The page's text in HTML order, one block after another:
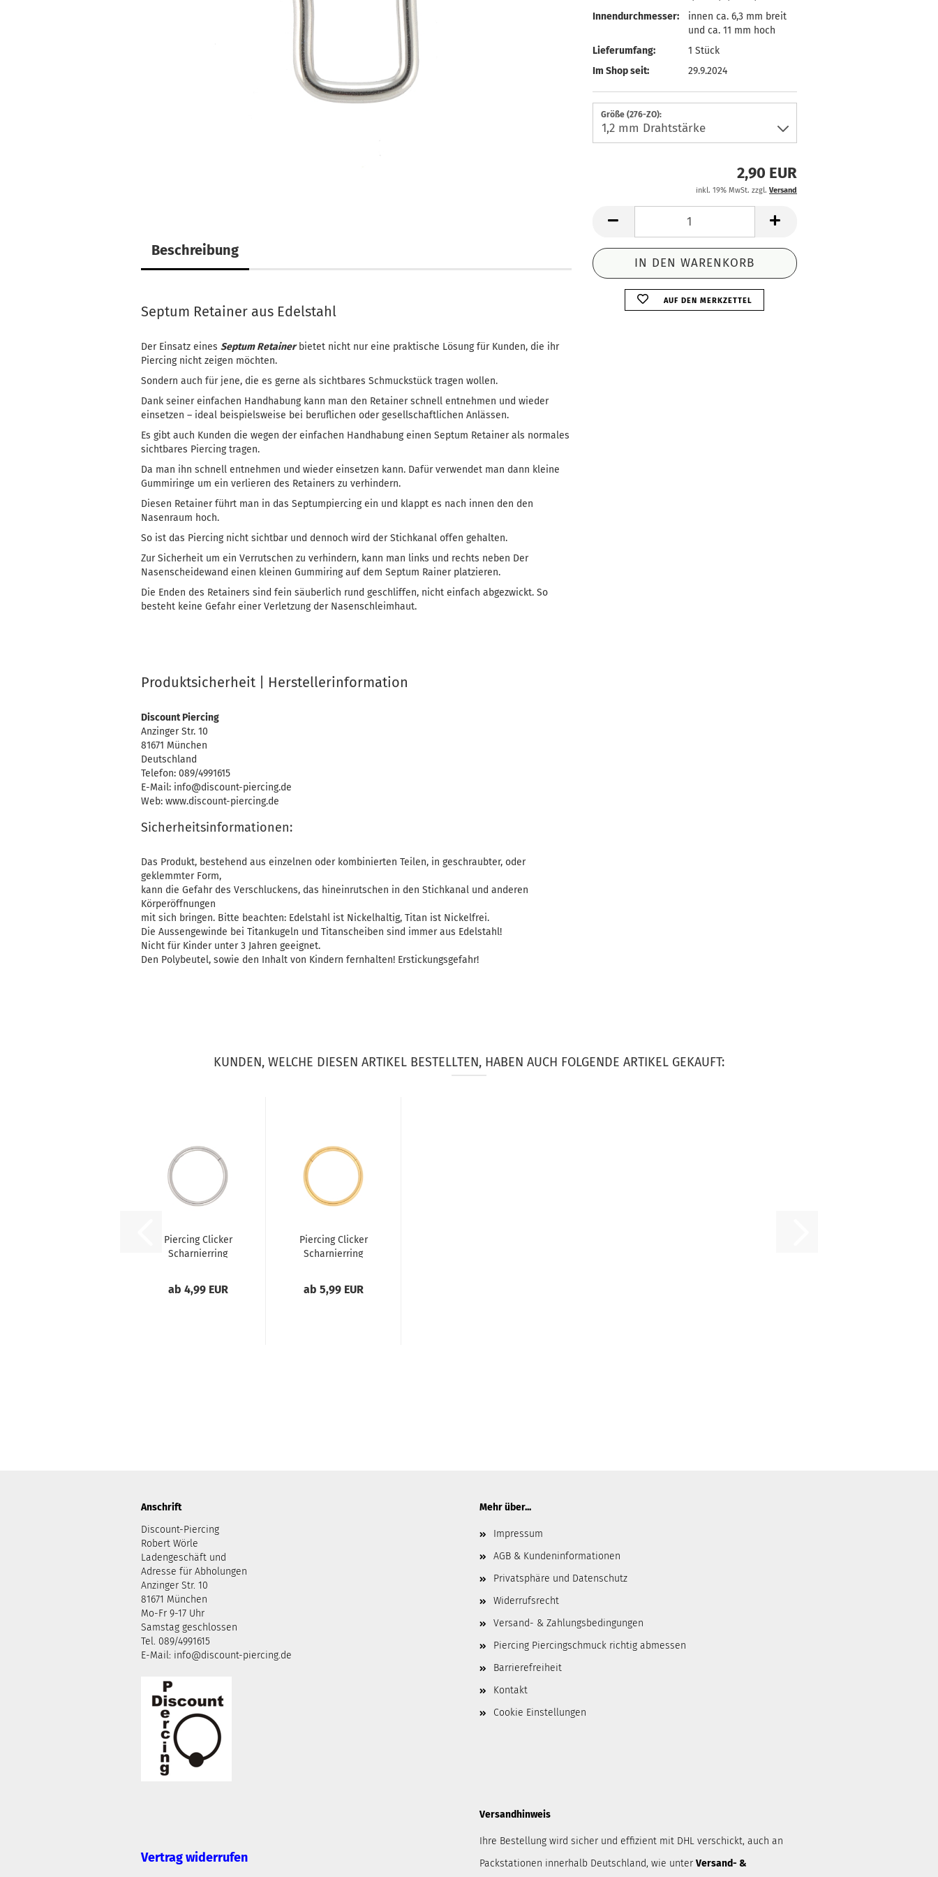
Innendurchmesser:
innen ca. 6,3 mm breit
und ca. 11 mm hoch
Lieferumfang:
1 Stück
Im Shop seit:
29.9.2024
Größe (276-ZO):
2,90 EUR
inkl. 19% MwSt. zzgl. Versand
AUF DEN MERKZETTEL
Beschreibung
Septum Retainer aus Edelstahl
Der Einsatz eines Septum Retainerbietet nicht nur eine praktische Lösung für Kunden, die ihr
Piercing nicht zeigen möchten.
Sondern auch für jene, die es gerne als sichtbares Schmuckstück tragen wollen.
Dank seiner einfachen Handhabung kann man den Retainer schnell entnehmen und wieder
einsetzen – ideal beispielsweise bei beruflichen oder gesellschaftlichen Anlässen.
Es gibt auch Kunden die wegen der einfachen Handhabung einen Septum Retainer als normales
sichtbares Piercing tragen.
Da man ihn schnell entnehmen und wieder einsetzen kann. Dafür verwendet man dann kleine
Gummiringe um ein verlieren des Retainers zu verhindern.
Diesen Retainer führt man in das Septumpiercing ein und klappt es nach innen den den
Nasenraum hoch.
So ist das Piercing nicht sichtbar und dennoch wird der Stichkanal offen gehalten.
Zur Sicherheit um ein Verrutschen zu verhindern, kann man links und rechts neben Der
Nasenscheidewand einen kleinen Gummiring auf dem Septum Rainer platzieren.
Die Enden des Retainers sind fein säuberlich rund geschliffen, nicht einfach abgezwickt. So
besteht keine Gefahr einer Verletzung der Nasenschleimhaut.
Produktsicherheit | Herstellerinformation
Discount Piercing
Anzinger Str. 10
81671 München
Deutschland
Telefon: 089/4991615
E-Mail: info@discount-piercing.de
Web: www.discount-piercing.de
Sicherheitsinformationen:
Das Produkt, bestehend aus einzelnen oder kombinierten Teilen, in geschraubter, oder
geklemmter Form,
kann die Gefahr des Verschluckens, das hineinrutschen in den Stichkanal und anderen
Körperöffnungen
mit sich bringen. Bitte beachten: Edelstahl ist Nickelhaltig, Titan ist Nickelfrei.
Die Aussengewinde bei Titankugeln und Titanscheiben sind immer aus Edelstahl!
Nicht für Kinder unter 3 Jahren geeignet.
Den Polybeutel, sowie den Inhalt von Kindern fernhalten! Erstickungsgefahr!
KUNDEN, WELCHE DIESEN ARTIKEL BESTELLTEN, HABEN AUCH FOLGENDE ARTIKEL GEKAUFT:
Piercing Clicker
Scharnierring
ab 4,99 EUR
Piercing Clicker
Scharnierring
ab 5,99 EUR
Anschrift
Discount-Piercing
Robert Wörle
Ladengeschäft und
Adresse für Abholungen
Anzinger Str. 10
81671 München
Mo-Fr 9-17 Uhr
Samstag geschlossen
Tel. 089/4991615
E-Mail: info@discount-piercing.de
Mehr über...
Impressum
AGB & Kundeninformationen
Privatsphäre und Datenschutz
Widerrufsrecht
Versand- & Zahlungsbedingungen
Piercing Piercingschmuck richtig abmessen
Barrierefreiheit
Kontakt
Cookie Einstellungen
Vertrag widerrufen
Versandhinweis
Ihre Bestellung wird sicher und effizient mit DHL verschickt, auch an
Packstationen innerhalb Deutschland, wie unter Versand- &